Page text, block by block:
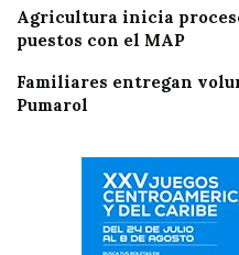
Agricultura inicia
puestos con el MAP
Familiares entregan
Pumarol